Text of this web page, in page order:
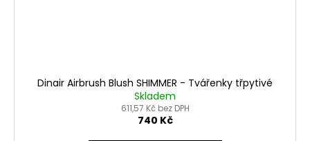
Dinair Airbrush Blush SHIMMER - Tvářenky třpytivé
Skladem
611,57 Kč bez DPH
740 Kč